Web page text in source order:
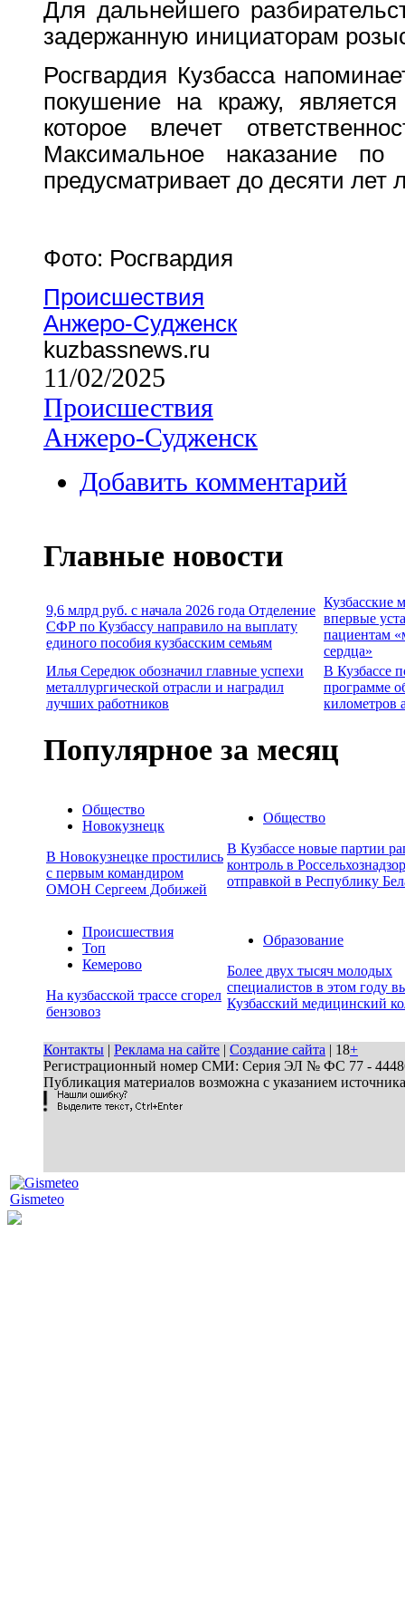
Для дальнейшего
задержанную инициаторам
Росгвардия Кузбасса
покушение на кражу,
которое влечет
Максимальное наказание
предусматривает до десяти
Фото: Росгвардия
Происшествия
Анжеро-Судженск
kuzbassnews.ru
11/02/2025
Происшествия
Анжеро-Судженск
Добавить комментарий
Главные новости
9,6 млрд руб. с начала 2026 года Отделение
СФР по Кузбассу направило на выплату
единого пособия кузбасским семьям
Кузбасские
впервые
пациентам
сердца»
Илья Середюк обозначил главные успехи
металлургической отрасли и наградил
лучших работников
В Кузбассе
программе
километров
Популярное за месяц
Общество
Новокузнецк
В Новокузнецке простились
с первым командиром
ОМОН Сергеем Добижей
Общество
В Кузбассе новые партии
контроль в
отправкой в Республику
Происшествия
Топ
Кемерово
На кузбасской трассе сгорел
бензовоз
Образование
Более двух тысяч молодых
специалистов в этом году
Кузбасский медицинский
Контакты | Реклама на сайте | Создание сайта | 18+
Регистрационный номер СМИ: Серия ЭЛ № ФС 77 - 44486
Публикация материалов возможна с указанием
Gismeteo